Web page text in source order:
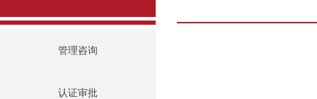
管理咨询
认证审批